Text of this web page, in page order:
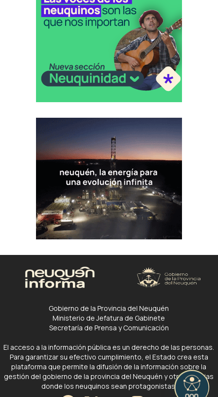
Gobierno de la Provincia del Neuquén
Ministerio de Jefatura de Gabinete
Secretaría de Prensa y Comunicación
El acceso a la información pública es un derecho de las personas.
Para garantizar su efectivo cumplimiento, el Estado crea esta
plataforma que permite la difusión de la información sobre la
gestión del gobierno de la provincia del Neuquén y otras noticias
donde los neuquinos sean protagonistas.